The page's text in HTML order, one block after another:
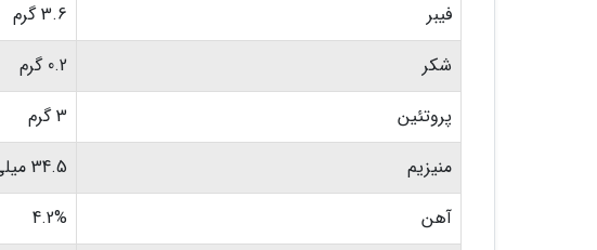
فیبر
3.6 گرم
شکر
0.2 گرم
پروتئین
3 گرم
منیزیم
34.5 میلی گرم
آهن
4.2%